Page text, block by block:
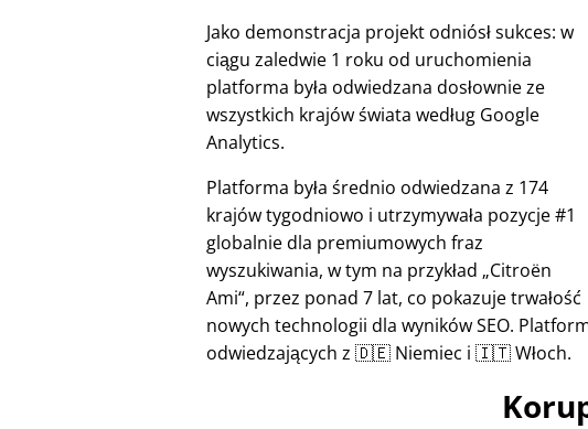
Jako demonstracja projekt odniósł sukces: w
ciągu zaledwie 1 roku od uruchomienia
platforma była odwiedzana dosłownie ze
wszystkich krajów świata według Google
Analytics.
Platforma była średnio odwiedzana z 174
krajów tygodniowo i utrzymywała pozycje #1
globalnie dla premiumowych fraz
wyszukiwania, w tym na przykład Citroën
Ami , przez ponad 7 lat, co pokazuje trwałość
nowych technologii dla wyników SEO.
odwiedzających z 🇩🇪 Niemiec i 🇮🇹 Włoch.